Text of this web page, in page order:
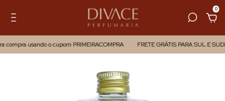
0
usando o cupom PRIMEIRACOMPRA FRETE GRÁTIS PARA SUL E